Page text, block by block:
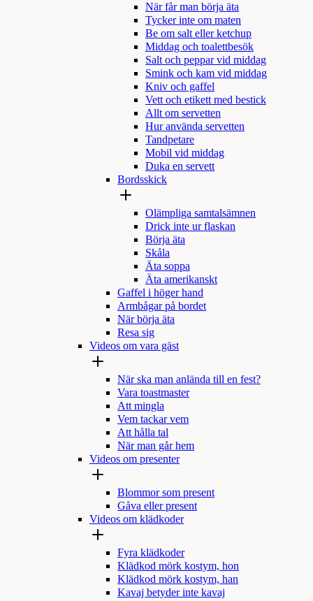
När får man börja äta
Tycker inte om maten
Be om salt eller ketchup
Middag och toalettbesök
Salt och peppar vid middag
Smink och kam vid middag
Kniv och gaffel
Vett och etikett med bestick
Allt om servetten
Hur använda servetten
Tandpetare
Mobil vid middag
Duka en servett
Bordsskick
Olämpliga samtalsämnen
Drick inte ur flaskan
Börja äta
Skåla
Äta soppa
Äta amerikanskt
Gaffel i höger hand
Armbågar på bordet
När börja äta
Resa sig
Videos om vara gäst
När ska man anlända till en fest?
Vara toastmaster
Att mingla
Vem tackar vem
Att hålla tal
När man går hem
Videos om presenter
Blommor som present
Gåva eller present
Videos om klädkoder
Fyra klädkoder
Klädkod mörk kostym, hon
Klädkod mörk kostym, han
Kavaj betyder inte kavaj